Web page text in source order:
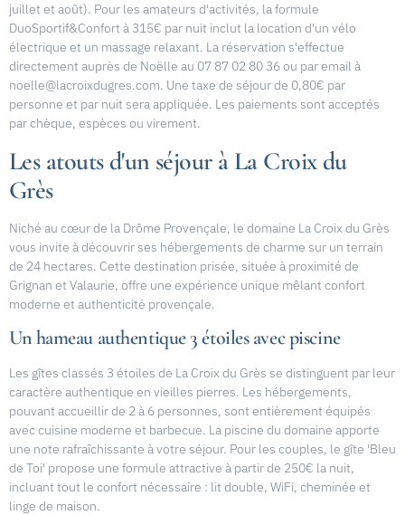
juillet et août). Pour les amateurs d'activités, la formule
DuoSportif&Confort à 315€ par nuit inclut la location d'un vélo
électrique et un massage relaxant. La réservation s'effectue
directement auprès de Noëlle au 07 87 02 80 36 ou par email à
noelle@lacroixdugres.com. Une taxe de séjour de 0,80€ par
personne et par nuit sera appliquée. Les paiements sont acceptés
par chèque, espèces ou virement.
Les atouts d'un séjour à La Croix du
Grès
Niché au cœur de la Drôme Provençale, le domaine La Croix du Grès
vous invite à découvrir ses hébergements de charme sur un terrain
de 24 hectares. Cette destination prisée, située à proximité de
Grignan et Valaurie, offre une expérience unique mêlant confort
moderne et authenticité provençale.
Un hameau authentique 3 étoiles avec piscine
Les gîtes classés 3 étoiles de La Croix du Grès se distinguent par leur
caractère authentique en vieilles pierres. Les hébergements,
pouvant accueillir de 2 à 6 personnes, sont entièrement équipés
avec cuisine moderne et barbecue. La piscine du domaine apporte
une note rafraîchissante à votre séjour. Pour les couples, le gîte 'Bleu
de Toi' propose une formule attractive à partir de 250€ la nuit,
incluant tout le confort nécessaire : lit double, WiFi, cheminée et
linge de maison.